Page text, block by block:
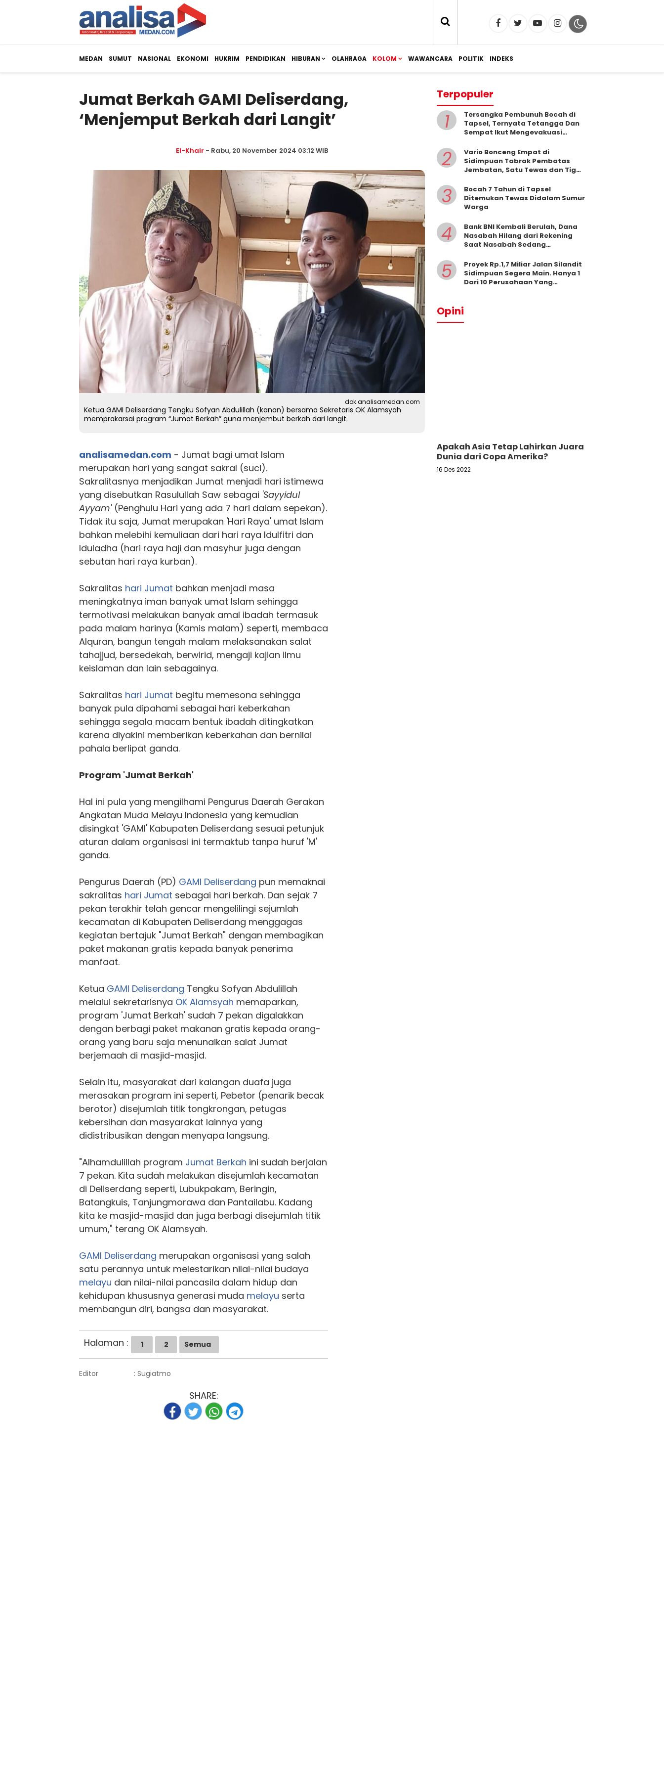
MEDAN SUMUT NASIONAL EKONOMI HUKRIM PENDIDIKAN HIBURAN OLAHRAGA KOLOM WAWANCARA POLITIK INDEKS
Jumat Berkah GAMI Deliserdang,
‘Menjemput Berkah dari Langit’
El-Khair - Rabu, 20 November 2024 03:12 WIB
dok.analisamedan.com
Ketua GAMI Deliserdang Tengku Sofyan Abdulillah (kanan) bersama Sekretaris OK Alamsyah
memprakarsai program “Jumat Berkah” guna menjembut berkah dari langit.
analisamedan.com - Jumat bagi umat Islam
merupakan hari yang sangat sakral (suci).
Sakralitasnya menjadikan Jumat menjadi hari istimewa
yang disebutkan Rasulullah Saw sebagai 'Sayyidul
Ayyam' (Penghulu Hari yang ada 7 hari dalam sepekan).
Tidak itu saja, Jumat merupakan 'Hari Raya' umat Islam
bahkan melebihi kemuliaan dari hari raya Idulfitri dan
Iduladha (hari raya haji dan masyhur juga dengan
sebutan hari raya kurban).
Sakralitas hari Jumat bahkan menjadi masa
meningkatnya iman banyak umat Islam sehingga
termotivasi melakukan banyak amal ibadah termasuk
pada malam harinya (Kamis malam) seperti, membaca
Alquran, bangun tengah malam melaksanakan salat
tahajjud, bersedekah, berwirid, mengaji kajian ilmu
keislaman dan lain sebagainya.
Sakralitas hari Jumat begitu memesona sehingga
banyak pula dipahami sebagai hari keberkahan
sehingga segala macam bentuk ibadah ditingkatkan
karena diyakini memberikan keberkahan dan bernilai
pahala berlipat ganda.
Program 'Jumat Berkah'
Hal ini pula yang mengilhami Pengurus Daerah Gerakan
Angkatan Muda Melayu Indonesia yang kemudian
disingkat 'GAMI' Kabupaten Deliserdang sesuai petunjuk
aturan dalam organisasi ini termaktub tanpa huruf 'M'
ganda.
Pengurus Daerah (PD) GAMI Deliserdang pun memaknai
sakralitas hari Jumat sebagai hari berkah. Dan sejak 7
pekan terakhir telah gencar mengelilingi sejumlah
kecamatan di Kabupaten Deliserdang menggagas
kegiatan bertajuk "Jumat Berkah" dengan membagikan
paket makanan gratis kepada banyak penerima
manfaat.
Ketua GAMI Deliserdang Tengku Sofyan Abdulillah
melalui sekretarisnya OK Alamsyah memaparkan,
program 'Jumat Berkah' sudah 7 pekan digalakkan
dengan berbagi paket makanan gratis kepada orang-
orang yang baru saja menunaikan salat Jumat
berjemaah di masjid-masjid.
Selain itu, masyarakat dari kalangan duafa juga
merasakan program ini seperti, Pebetor (penarik becak
berotor) disejumlah titik tongkrongan, petugas
kebersihan dan masyarakat lainnya yang
didistribusikan dengan menyapa langsung.
"Alhamdulillah program Jumat Berkah ini sudah berjalan
7 pekan. Kita sudah melakukan disejumlah kecamatan
di Deliserdang seperti, Lubukpakam, Beringin,
Batangkuis, Tanjungmorawa dan Pantailabu. Kadang
kita ke masjid-masjid dan juga berbagi disejumlah titik
umum," terang OK Alamsyah.
GAMI Deliserdang merupakan organisasi yang salah
satu perannya untuk melestarikan nilai-nilai budaya
melayu dan nilai-nilai pancasila dalam hidup dan
kehidupan khususnya generasi muda melayu serta
membangun diri, bangsa dan masyarakat.
Halaman : 1 2 Semua
Editor : Sugiatmo
SHARE:
Terpopuler
1
Tersangka Pembunuh Bocah di
Tapsel, Ternyata Tetangga Dan
Sempat Ikut Mengevakuasi
2
Vario Bonceng Empat di
Sidimpuan Tabrak Pembatas
Jembatan, Satu Tewas dan Tiga
3
Bocah 7 Tahun di Tapsel
Ditemukan Tewas Didalam Sumur
Warga
4
Bank BNI Kembali Berulah, Dana
Nasabah Hilang dari Rekening
Saat Nasabah Sedang
5
Proyek Rp.1,7 Miliar Jalan Silandit
Sidimpuan Segera Main. Hanya 1
Dari 10 Perusahaan Yang
Opini
Apakah Asia Tetap Lahirkan Juara
Dunia dari Copa Amerika?
16 Des 2022